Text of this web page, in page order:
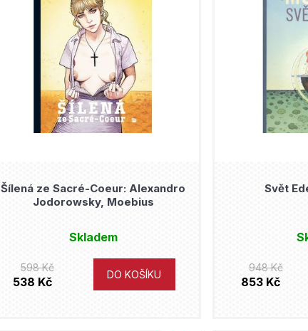
Šílená ze Sacré-Coeur: Alexandro
Jodorowsky, Moebius
Skladem
598 Kč
538 Kč
DO KOŠÍKU
Svět
948 Kč
853 Kč